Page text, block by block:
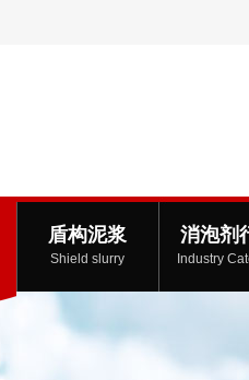
盾构泥浆
Shield slurry
消泡剂
Industry